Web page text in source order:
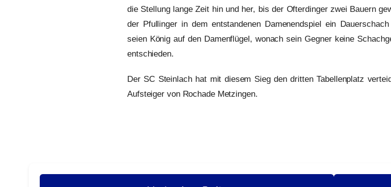
die Stellung lange Zeit hin und her, bis der Ofterdinger zwei Bauern
der Pfullinger in dem entstandenen Damenendspiel ein
seien König auf den Damenflügel, wonach sein Gegner keine
entschieden.
Der SC Steinlach hat mit diesem Sieg den dritten Tabellenplatz
Aufsteiger von Rochade Metzingen.